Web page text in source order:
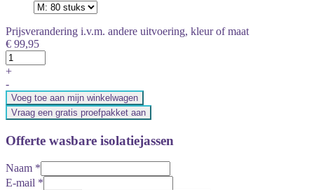
Prijsverandering i.v.m. andere uitvoering, kleur of maat
€ 99,95
+
-
Voeg toe aan mijn winkelwagen
Vraag een gratis proefpakket aan
Offerte wasbare isolatiejassen
Naam *
E-mail *